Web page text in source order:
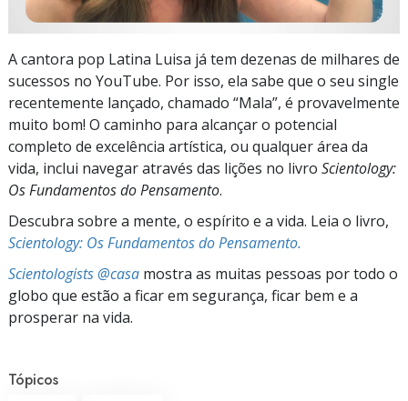
A cantora pop Latina Luisa já tem dezenas de milhares de
sucessos no YouTube. Por isso, ela sabe que o seu single
recentemente lançado, chamado “Mala”, é provavelmente
muito bom! O caminho para alcançar o potencial
completo de excelência artística, ou qualquer área da
vida, inclui navegar através das lições no livro Scientology:
Os Fundamentos do Pensamento.
Descubra sobre a mente, o espírito e a vida. Leia o livro,
Scientology: Os Fundamentos do Pensamento.
Scientologists @casa mostra as muitas pessoas por todo o
globo que estão a ficar em segurança, ficar bem e a
prosperar na vida.
Tópicos